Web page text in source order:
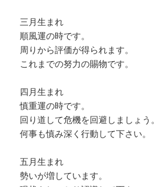
三月生まれ
順風運の時です。
周りから評価が得られます。
これまでの努力の賜物です。
四月生まれ
慎重運の時です。
回り道して危機を回避しましょう。
何事も慎み深く行動して下さい。
五月生まれ
勢いが増しています。